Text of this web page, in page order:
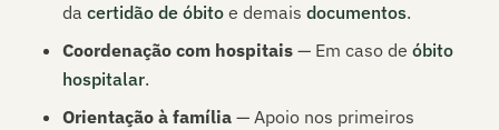
da certidão de óbito e demais documentos.
Coordenação com hospitais — Em caso de óbito
hospitalar.
Orientação à família — Apoio nos primeiros